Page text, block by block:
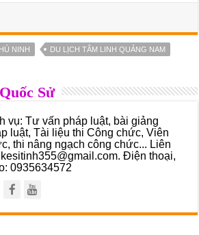
NINH DU LỊCH TÂM LINH QUẢNG NAM
Sử
vụ: Tư vấn pháp luật, bài giảng
luật, Tài liệu thi Công chức, Viên
thi nâng ngạch công chức... Liên
kesitinh355@gmail.com. Điện thoại,
0935634572